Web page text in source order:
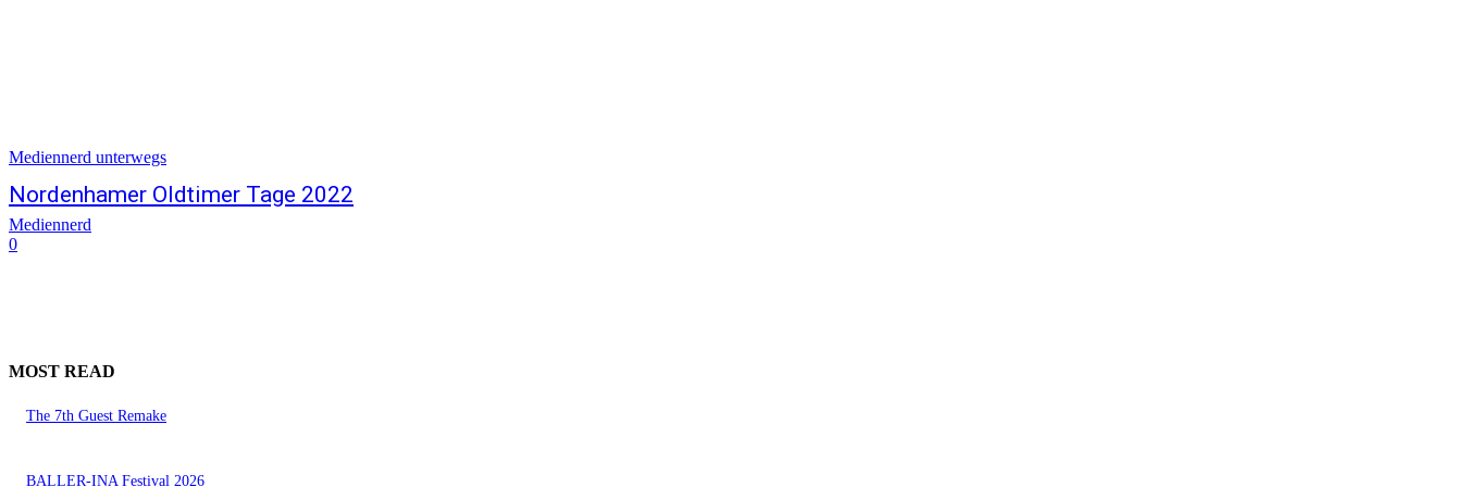
Mediennerd unterwegs
Nordenhamer Oldtimer Tage 2022
Mediennerd
0
MOST READ
The 7th Guest Remake
BALLER-INA Festival 2026